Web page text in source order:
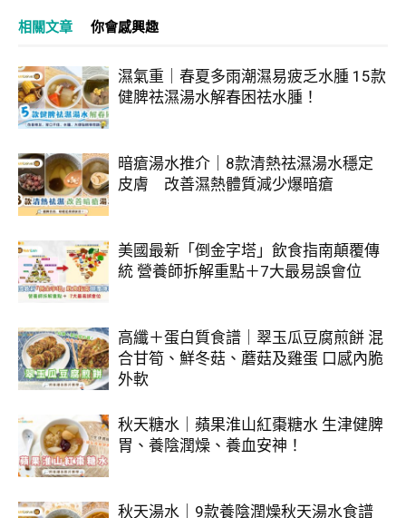
相關文章 你會感興趣
濕氣重｜春夏多雨潮濕易疲乏水腫 15款
健脾祛濕湯水解春困祛水腫！
暗瘡湯水推介｜8款清熱祛濕湯水穩定
皮膚 改善濕熱體質減少爆暗瘡
美國最新「倒金字塔」飲食指南顛覆傳
統 營養師拆解重點＋7大最易誤會位
高纖＋蛋白質食譜｜翠玉瓜豆腐煎餅 混
合甘筍、鮮冬菇、蘑菇及雞蛋 口感內脆
外軟
秋天糖水｜蘋果淮山紅棗糖水 生津健脾
胃、養陰潤燥、養血安神！
秋天湯水｜9款養陰潤燥秋天湯水食譜